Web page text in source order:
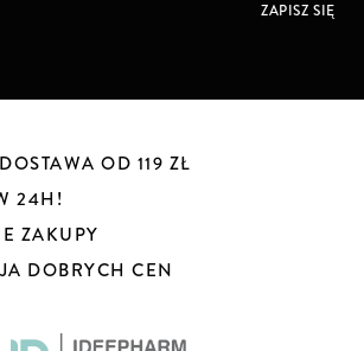
ZAPISZ SIĘ
OD 119 ZŁ
24H!
ZAKUPY
DOBRYCH CEN